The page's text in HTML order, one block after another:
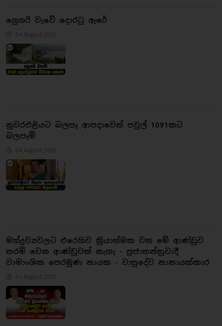
ග්‍රෙගරි වැවේ දොරටු ඇරේ
04 August 2026
නුවරඑළියට බලපෑ ආපදාවෙන් පවුල් 1091කට
බලපෑම්
04 August 2026
මත්ද්‍රව්‍යවලට එරෙහිව ක්‍රියාත්මක වන මේ ආණ්ඩුව
තරම් වෙන ආණ්ඩුවක් නැහැ - ප්‍රජාතන්ත්‍රවාදී
වාමාංශික පෙරමුණ නායක - වාසුදේව නානායක්කාර
04 August 2026